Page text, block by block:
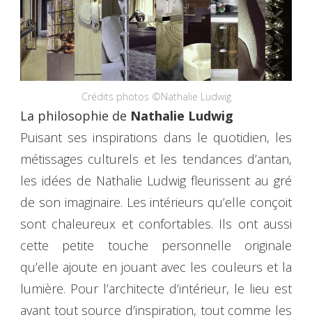
Crédits photos ©Nathalie Ludwig
La philosophie de Nathalie Ludwig
Puisant ses inspirations dans le quotidien, les
métissages culturels et les tendances d’antan,
les idées de Nathalie Ludwig fleurissent au gré
de son imaginaire. Les intérieurs qu’elle conçoit
sont chaleureux et confortables. Ils ont aussi
cette petite touche personnelle originale
qu’elle ajoute en jouant avec les couleurs et la
lumière. Pour l’architecte d’intérieur, le lieu est
avant tout source d’inspiration, tout comme les